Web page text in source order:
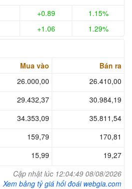
+0.89
1.15%
+1.06
1.29%
Mua vào
Bán ra
26.000,00
26.410,00
29.432,37
30.984,19
34.353,09
35.811,54
159,79
170,81
15,99
19,27
Cập nhật lúc 12:04:49 08/08/2026
Xem bảng tỷ giá hối đoái webgia.com